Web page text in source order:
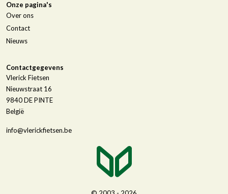
Onze pagina's
Over ons
Contact
Nieuws
Contactgegevens
Vlerick Fietsen
Nieuwstraat 16
9840DE PINTE
België
info@vlerickfietsen.be